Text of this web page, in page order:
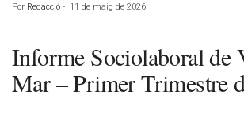
Por Redacció - 11 de maig de 2026
Informe Sociolaboral de
Mar – Primer Trimestre